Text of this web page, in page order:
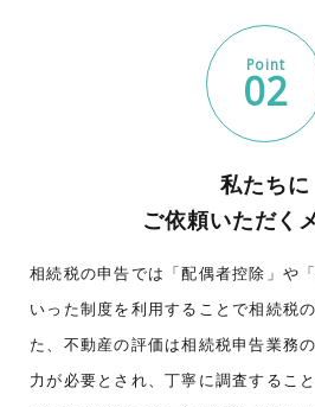
Point
02
私たちに
ご依頼いただく
相続税の申告では「配偶者控除」や
いった制度を利用することで相続税
た、不動産の評価は相続税申告業務
力が必要とされ、丁寧に調査するこ